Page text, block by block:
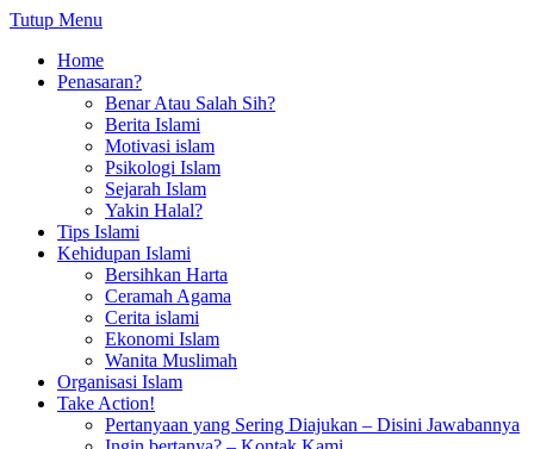
Tutup Menu
Home
Penasaran?
Benar Atau Salah Sih?
Berita Islami
Motivasi islam
Psikologi Islam
Sejarah Islam
Yakin Halal?
Tips Islami
Kehidupan Islami
Bersihkan Harta
Ceramah Agama
Cerita islami
Ekonomi Islam
Wanita Muslimah
Organisasi Islam
Take Action!
Pertanyaan yang Sering Diajukan – Disini Jawabannya